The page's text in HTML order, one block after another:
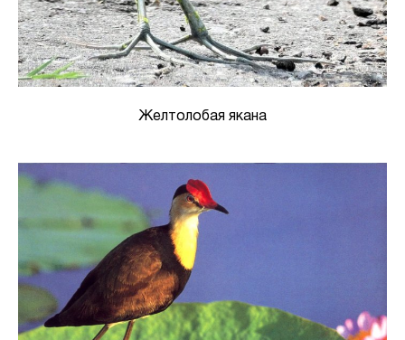
Желтолобая якана